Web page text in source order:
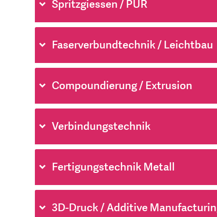
Spritzgiessen / PUR
Faserverbundtechnik / Leichtbau
Compoundierung / Extrusion
Verbindungstechnik
Fertigungstechnik Metall
3D-Druck / Additive